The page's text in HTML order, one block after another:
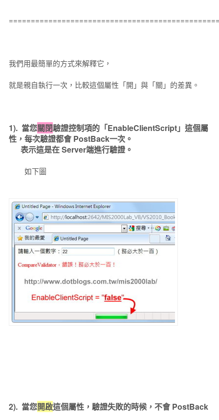
我們用最簡單的方式來解釋它，
就是親自執行一次，比較這個屬性「開」與「關」的差異。
1). 當您關閉驗證控制項的「EnableClientScript」這個屬
性，每次驗證都會 PostBack一次。
表示這是在 Server端進行驗證。
如下圖
2). 當您開啟這個屬性，驗證失敗的時候，不會 PostBack